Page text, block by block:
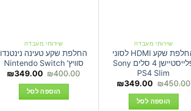
שירותי מעבדה
החלפת שקע HDMI לסוני
פלייסטיישן 4 סלים Sony
PS4 Slim
₪450.00 המחיר
היה:
₪450.00.
₪349.00
הוספה לסל
שירותי מעבדה
החלפת שקע טעינה נינטנדו
סוויץ’ Nintendo Switch
₪400.00 המחיר
היה:
₪400.00.
₪349.00
הוספה לסל